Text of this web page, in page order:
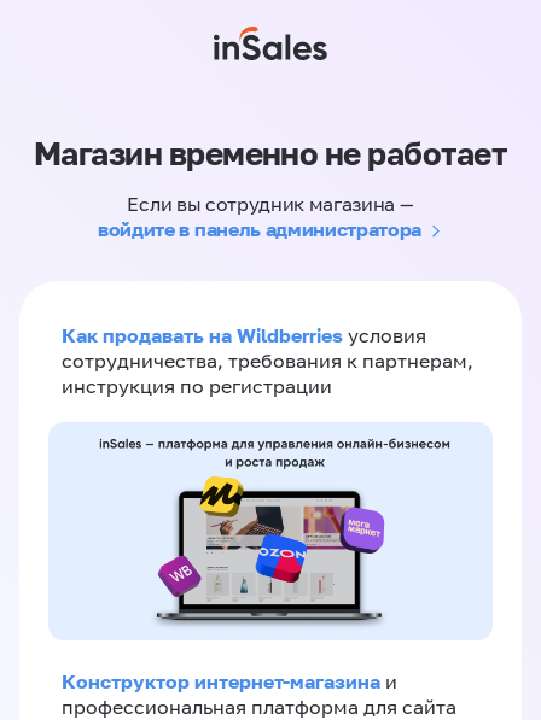
Магазин временно не работает
Если вы сотрудник магазина —
войдите в панель администратора
Как продавать на Wildberries условия
сотрудничества, требования к партнерам,
инструкция по регистрации
Конструктор интернет-магазина и
профессиональная платформа для сайта